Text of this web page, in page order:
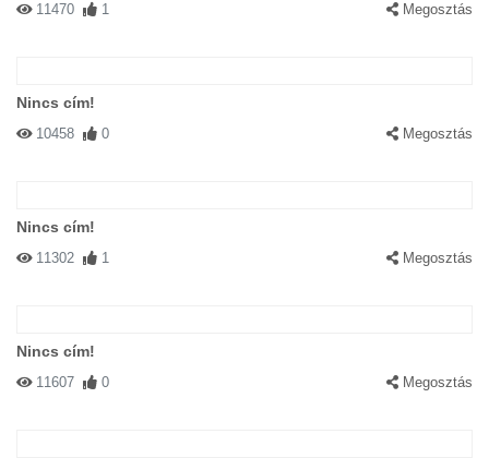
11470 1 Megosztás
Nincs cím!
10458 0 Megosztás
Nincs cím!
11302 1 Megosztás
Nincs cím!
11607 0 Megosztás